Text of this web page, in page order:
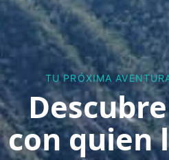
TU PRÓXIMA
con quien